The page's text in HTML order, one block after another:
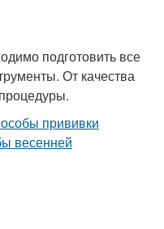
подготовить все
От качества